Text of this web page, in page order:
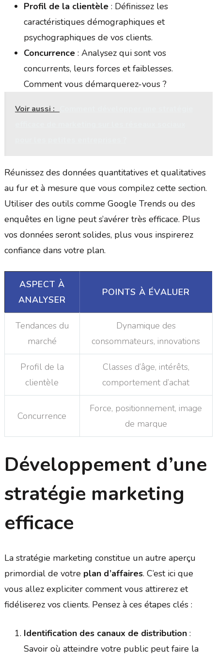
Profil de la clientèle: Définissez les
caractéristiques démographiques et
psychographiques de vos clients.
Concurrence: Analysez qui sont vos
concurrents, leurs forces et faiblesses.
Comment vous démarquerez-vous ?
Voir aussi :
Réunissez des données quantitatives et qualitatives
au fur et à mesure que vous compilez cette section.
Utiliser des outils comme Google Trends ou des
enquêtes en ligne peut s’avérer très efficace. Plus
vos données seront solides, plus vous inspirerez
confiance dans votre plan.
ASPECT À
ANALYSER
POINTS À ÉVALUER
Tendances du
marché
Dynamique des
consommateurs, innovations
Profil de la
clientèle
Classes d’âge, intérêts,
comportement d’achat
Concurrence
Force, positionnement, image
de marque
Développement d’une
stratégie marketing
efficace
La stratégie marketing constitue un autre aperçu
primordial de votre plan d’affaires. C’est ici que
vous allez expliciter comment vous attirerez et
fidéliserez vos clients. Pensez à ces étapes clés :
Identification des canaux de distribution:
Savoir où atteindre votre public peut faire la